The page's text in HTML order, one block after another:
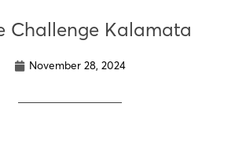
Challenge Kalamata
November 28, 2024